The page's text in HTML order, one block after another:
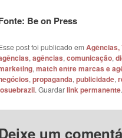
Be on Press
post foi publicado em Agências,
, agências, comunicação,
, match entre marcas e
, propaganda, publicidade,
. Guardarlink permanente.
um